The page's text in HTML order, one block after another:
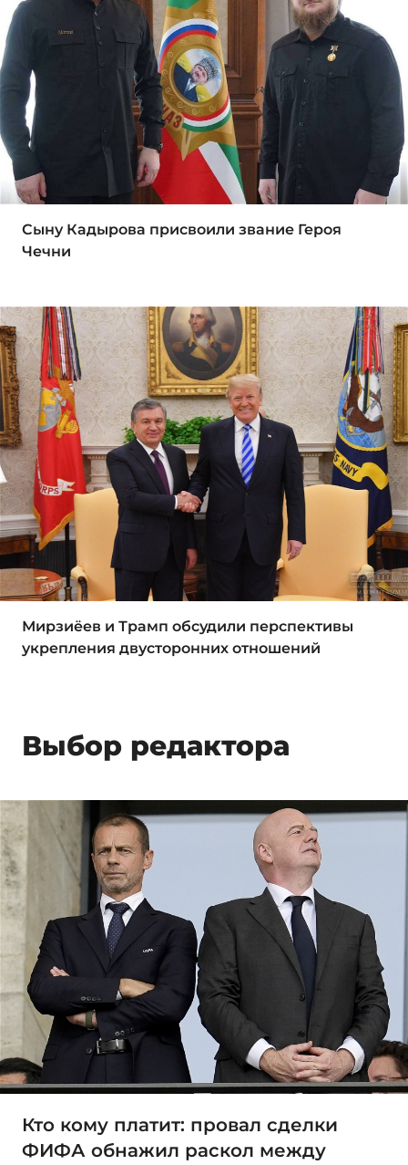
Сыну Кадырова присвоили звание Героя
Чечни
Мирзиёев и Трамп обсудили перспективы
укрепления двусторонних отношений
Выбор редактора
Кто кому платит: провал сделки
ФИФА обнажил раскол между